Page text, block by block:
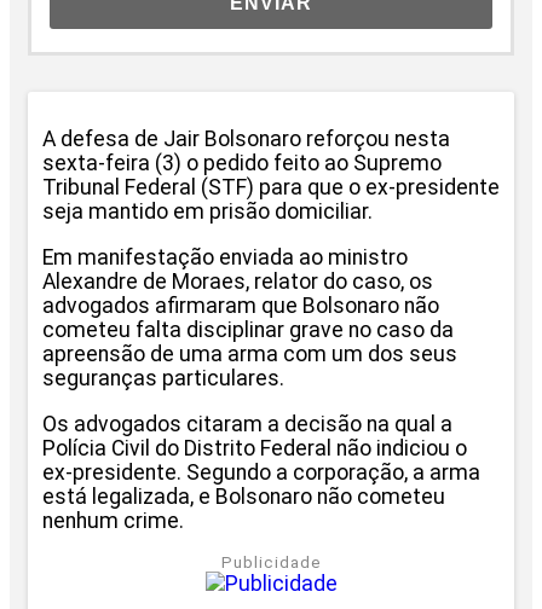
A defesa de Jair Bolsonaro reforçou nesta
sexta-feira (3) o pedido feito ao Supremo
Tribunal Federal (STF) para que o ex-presidente
seja mantido em prisão domiciliar.
Em manifestação enviada ao ministro
Alexandre de Moraes, relator do caso, os
advogados afirmaram que Bolsonaro não
cometeu falta disciplinar grave no caso da
apreensão de uma arma com um dos seus
seguranças particulares.
Os advogados citaram a decisão na qual a
Polícia Civil do Distrito Federal não indiciou o
ex-presidente. Segundo a corporação, a arma
está legalizada, e Bolsonaro não cometeu
nenhum crime.
Publicidade